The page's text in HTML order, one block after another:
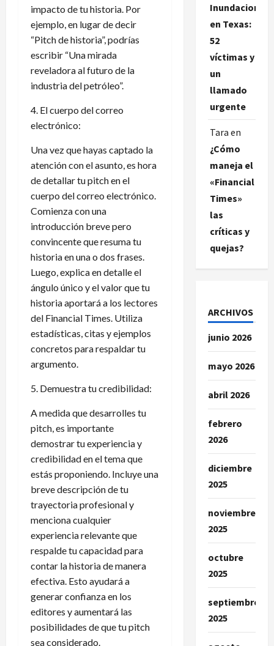
impacto de tu historia. Por
ejemplo, en lugar de decir
“Pitch de historia”, podrías
escribir “Una mirada
reveladora al futuro de la
industria del petróleo”.
4. El cuerpo del correo
electrónico:
Una vez que hayas captado la
atención con el asunto, es hora
de detallar tu pitch en el
cuerpo del correo electrónico.
Comienza con una
introducción breve pero
convincente que resuma tu
historia en una o dos frases.
Luego, explica en detalle el
ángulo único y el valor que tu
historia aportará a los lectores
del Financial Times. Utiliza
estadísticas, citas y ejemplos
concretos para respaldar tu
argumento.
5. Demuestra tu credibilidad:
A medida que desarrolles tu
pitch, es importante
demostrar tu experiencia y
credibilidad en el tema que
estás proponiendo. Incluye una
breve descripción de tu
trayectoria profesional y
menciona cualquier
experiencia relevante que
respalde tu capacidad para
contar la historia de manera
efectiva. Esto ayudará a
generar confianza en los
editores y aumentará las
posibilidades de que tu pitch
sea considerado.
Inundaciones
en Texas:
52
víctimas y
un
llamado
urgente
Tara en
¿Cómo
maneja el
«Financial
Times»
las
críticas y
quejas?
ARCHIVOS
junio 2026
mayo 2026
abril 2026
febrero
2026
diciembre
2025
noviembre
2025
octubre
2025
septiembre
2025